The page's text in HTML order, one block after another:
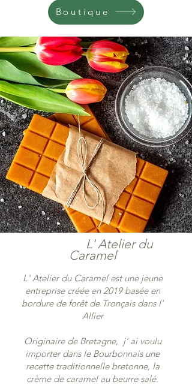
Boutique
L' Atelier du
Caramel
L' Atelier du Caramel est une jeune
entreprise créée en 2019 basée en
bordure de forêt de Tronçais dans l'
Allier
Originaire de Bretagne, j’ ai voulu
importer dans le Bourbonnais une
recette traditionnelle bretonne, la
crème de caramel au beurre salé.